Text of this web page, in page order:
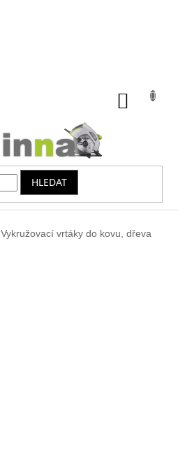
HLEDAT
Vykružovací vrtáky do kovu, dřeva